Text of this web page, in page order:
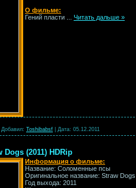
О фильме:
Гений пласти
Читать дальше »
Добавил: Toshibabsf Дата: 05.12.2011
(2011) HDRip
Информация о фильме:
Название: Соломенные псы
Оригинальное название: Straw Dogs
Год выхода: 2011